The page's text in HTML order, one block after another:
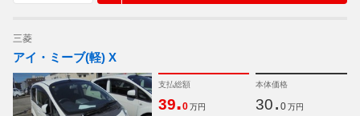
三菱
アイ・ミーブ(軽) X
支払総額
39.0 万円
本体価格
30. 0 万円